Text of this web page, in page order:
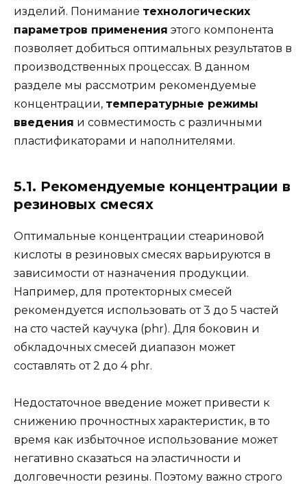
изделий. Понимание технологических
параметров применения этого компонента
позволяет добиться оптимальных результатов в
производственных процессах. В данном
разделе мы рассмотрим рекомендуемые
концентрации, температурные режимы
введения и совместимость с различными
пластификаторами и наполнителями.
5.1. Рекомендуемые концентрации в
резиновых смесях
Оптимальные концентрации стеариновой
кислоты в резиновых смесях варьируются в
зависимости от назначения продукции.
Например, для протекторных смесей
рекомендуется использовать от 3 до 5 частей
на сто частей каучука (phr). Для боковин и
обкладочных смесей диапазон может
составлять от 2 до 4 phr.
Недостаточное введение может привести к
снижению прочностных характеристик, в то
время как избыточное использование может
негативно сказаться на эластичности и
долговечности резины. Поэтому важно строго